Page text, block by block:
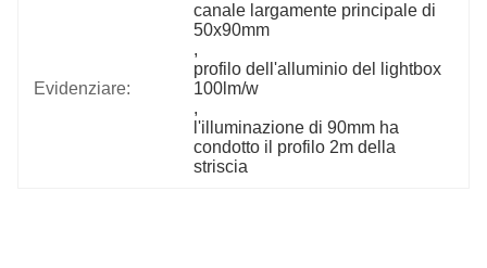
Evidenziare:
canale largamente principale di
50x90mm
,
profilo dell'alluminio del lightbox
100lm/w
,
l'illuminazione di 90mm ha
condotto il profilo 2m della
striscia